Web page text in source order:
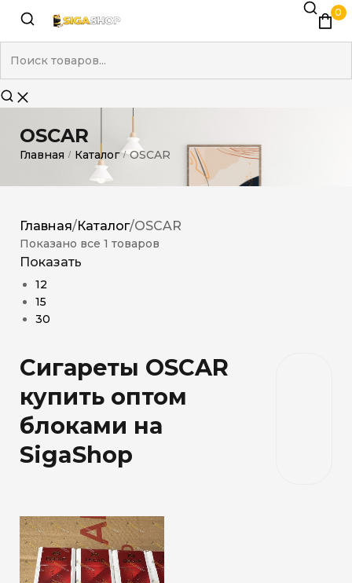
0
OSCAR
Главная / Каталог / OSCAR
Главная/Каталог/OSCAR
Показано все 1 товаров
Показать
12
15
30
Сигареты OSCAR
купить оптом
блоками на
SigaShop